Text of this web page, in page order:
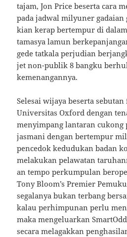
tajam, Jon Price beserta cara
pada jadwal milyuner
kian kerap bertempur di
tamasya lamun
gede tatkala perjudian
jet non-publik 8 bangku
kemenangannya.
Selesai wijaya beserta
Universitas Oxford dengan
menyimpang lantaran cukong
jasmani dengan bertempur
pencedok kedudukan badan
melakukan pelawatan
an tempo perkumpulan
Tony Bloom’s Premier
segalanya bukan terbang
kalau perhimpunan perlu
maka mengeluarkan
secara melagakkan